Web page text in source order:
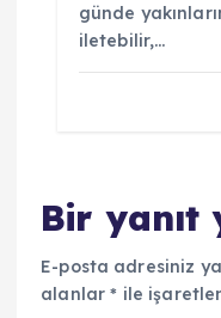
günde
iletebilir,…
Bir yanıt
E-posta adresiniz
alanlar* ile